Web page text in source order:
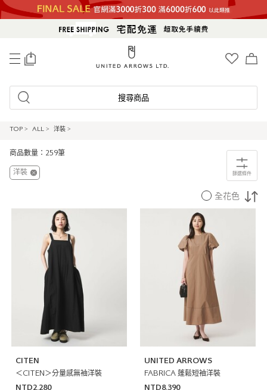
搜尋商品
TOP > ALL > 洋裝 >
商品數量：259筆
篩選條件
洋裝
全花色
CITEN
＜CITEN＞分量感無袖洋裝
NTD2,280
UNITED ARROWS
FABRICA 蓬鬆短袖洋裝
NTD8,390